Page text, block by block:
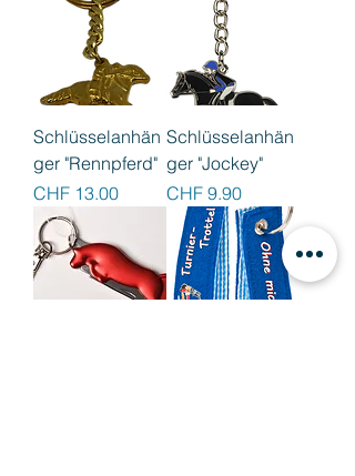
Schlüsselanhän
ger "Rennpferd"
Preis
CHF 13.00
Schlüsselanhän
ger "Jockey"
Preis
CHF 9.90